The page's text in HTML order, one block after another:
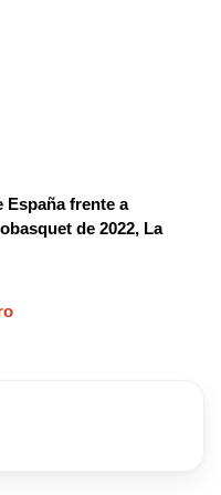
España frente a
de 2022, La